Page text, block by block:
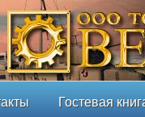
Гостевая